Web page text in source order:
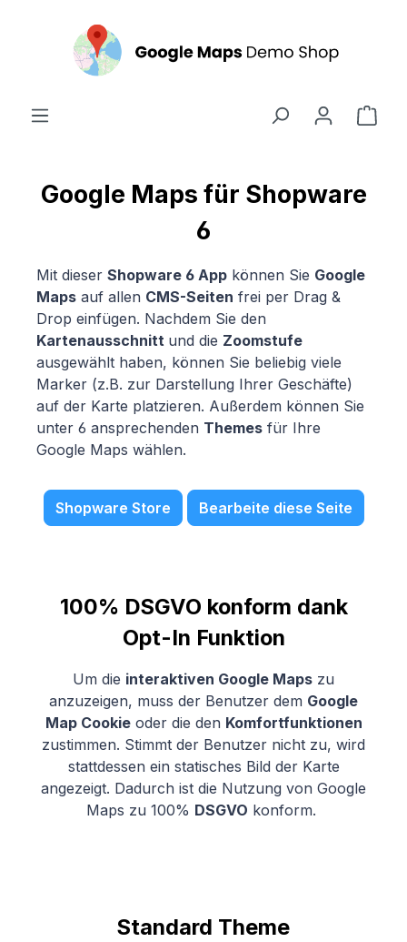
springen
Google Maps für Shopware
6
Mit dieser Shopware 6 App können Sie Google
Maps auf allen CMS-Seiten frei per Drag &
Drop einfügen. Nachdem Sie den
Kartenausschnitt und die Zoomstufe
ausgewählt haben, können Sie beliebig viele
Marker (z.B. zur Darstellung Ihrer Geschäfte)
auf der Karte platzieren. Außerdem können Sie
unter 6 ansprechenden Themes für Ihre
Google Maps wählen.
Shopware Store Bearbeite diese Seite
100% DSGVO konform dank
Opt-In Funktion
Um die interaktiven Google Maps zu
anzuzeigen, muss der Benutzer dem Google
Map Cookieoder die den Komfortfunktionen
zustimmen. Stimmt der Benutzer nicht zu, wird
stattdessen ein statisches Bild der Karte
angezeigt. Dadurch ist die Nutzung von Google
Maps zu 100% DSGVO konform.
Standard Theme